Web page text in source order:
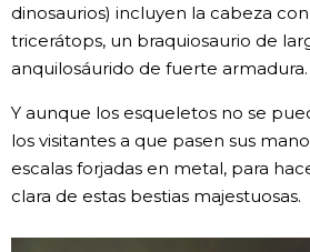
dinosaurios) incluyen la cabeza
tricerátops, un braquiosaurio de
anquilosáurido de fuerte armadura.
Y aunque los esqueletos no se
los visitantes a que pasen sus
escalas forjadas en metal, para
clara de estas bestias majestuosas.